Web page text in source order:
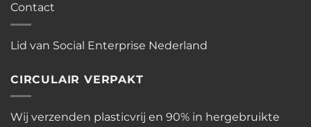
Contact
Lid van Social Enterprise Nederland
CIRCULAIR VERPAKT
Wij verzenden plasticvrij en 90% in hergebruikte